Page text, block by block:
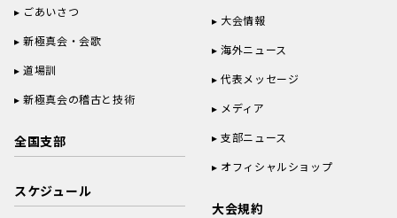
ごあいさつ
新極真会・会歌
道場訓
新極真会の稽古と技術
全国支部
スケジュール
大会情報
海外ニュース
代表メッセージ
メディア
支部ニュース
オフィシャルショップ
大会規約